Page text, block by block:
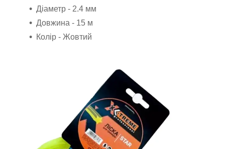
Діаметр - 2.4 мм
Довжина - 15 м
Колір - Жовтий